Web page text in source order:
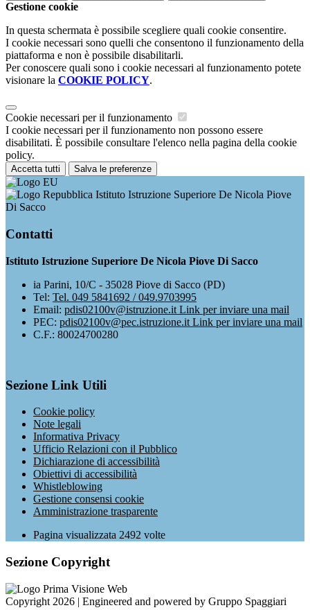
Gestione cookie
In questa schermata è possibile scegliere quali cookie consentire.
I cookie necessari sono quelli che consentono il funzionamento della
piattaforma e non è possibile disabilitarli.
Per conoscere quali sono i cookie necessari al funzionamento potete
visionare la COOKIE POLICY.
Cookie necessari per il funzionamento
I cookie necessari per il funzionamento non possono essere
disabilitati. È possibile consultare l'elenco nella pagina della cookie
policy.
Accetta tutti Salva le preferenze
Istituto Istruzione Superiore De Nicola Piove
Di Sacco
Contatti
Istituto Istruzione Superiore De Nicola Piove Di Sacco
ia Parini, 10/C - 35028 Piove di Sacco (PD)
Tel: Tel. 049 5841692 / 049.9703995
Email: pdis02100v@istruzione.it Link per inviare una mail
PEC: pdis02100v@pec.istruzione.it Link per inviare una mail
C.F.: 80024700280
Sezione Link Utili
Cookie policy
Note legali
Informativa Privacy
Ufficio Relazioni con il Pubblico
Dichiarazione di accessibilità
Obiettivi di accessibilità
Whistleblowing
Gestione consensi cookie
Amministrazione trasparente
Pagina visualizzata 2492 volte
Sezione Copyright
Copyright 2026 | Engineered and powered by Gruppo Spaggiari